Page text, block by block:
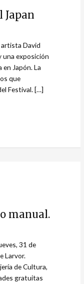
Japan
artista David
una exposición
en Japón. La
que
Festival. […]
manual.
31 de
Larvor.
de Cultura,
gratuitas